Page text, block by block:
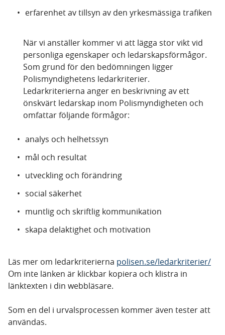
erfarenhet av tillsyn av den yrkesmässiga trafiken
När vi anställer kommer vi att lägga stor vikt vid
personliga egenskaper och ledarskapsförmågor.
Som grund för den bedömningen ligger
Polismyndighetens ledarkriterier.
Ledarkriterierna anger en beskrivning av ett
önskvärt ledarskap inom Polismyndigheten och
omfattar följande förmågor:
analys och helhetssyn
mål och resultat
utveckling och förändring
social säkerhet
muntlig och skriftlig kommunikation
skapa delaktighet och motivation
Läs mer om ledarkriterierna polisen.se/ledarkriterier/
Om inte länken är klickbar kopiera och klistra in
länktexten i din webbläsare.
Som en del i urvalsprocessen kommer även tester att
användas.